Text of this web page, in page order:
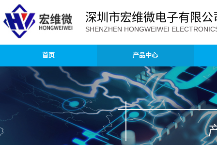
深圳市宏维微电子有限公
SHENZHEN HONGWEIWEI
首页 产品中心